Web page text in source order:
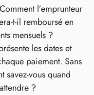
Comment l’emprunteur
t-il remboursé en
mensuels ?
les dates et
paiement. Sans
savez-vous quand
?